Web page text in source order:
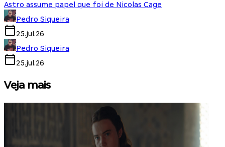
Astro assume papel que foi de Nicolas Cage
Pedro Siqueira
25.jul.26
Pedro Siqueira
25.jul.26
Veja mais